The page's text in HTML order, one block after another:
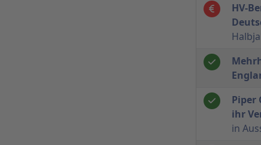
HV-
Piper
ihr
in